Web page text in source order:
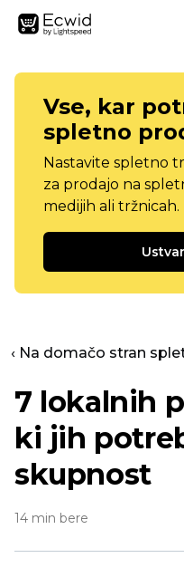
Vse, kar
spletno
Nastavite spletno
za prodajo na
medijih ali tržnicah.
‹ Na domačo stran
7 lokalnih
ki jih
skupnost
14 min bere